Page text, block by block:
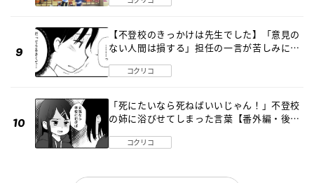
【不登校のきっかけは先生でした】「意見の
ない人間は損する」担任の一言が苦しみに…
コクリコ
「死にたいなら死ねばいいじゃん！」不登校
の姉に浴びせてしまった言葉【番外編・後
コクリコ